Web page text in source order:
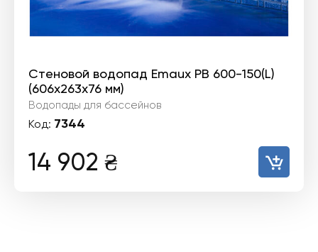
Стеновой водопад Emaux PB 600-150(L)
(606х263х76 мм)
Водопады для бассейнов
Код: 7344
14 902 ₴